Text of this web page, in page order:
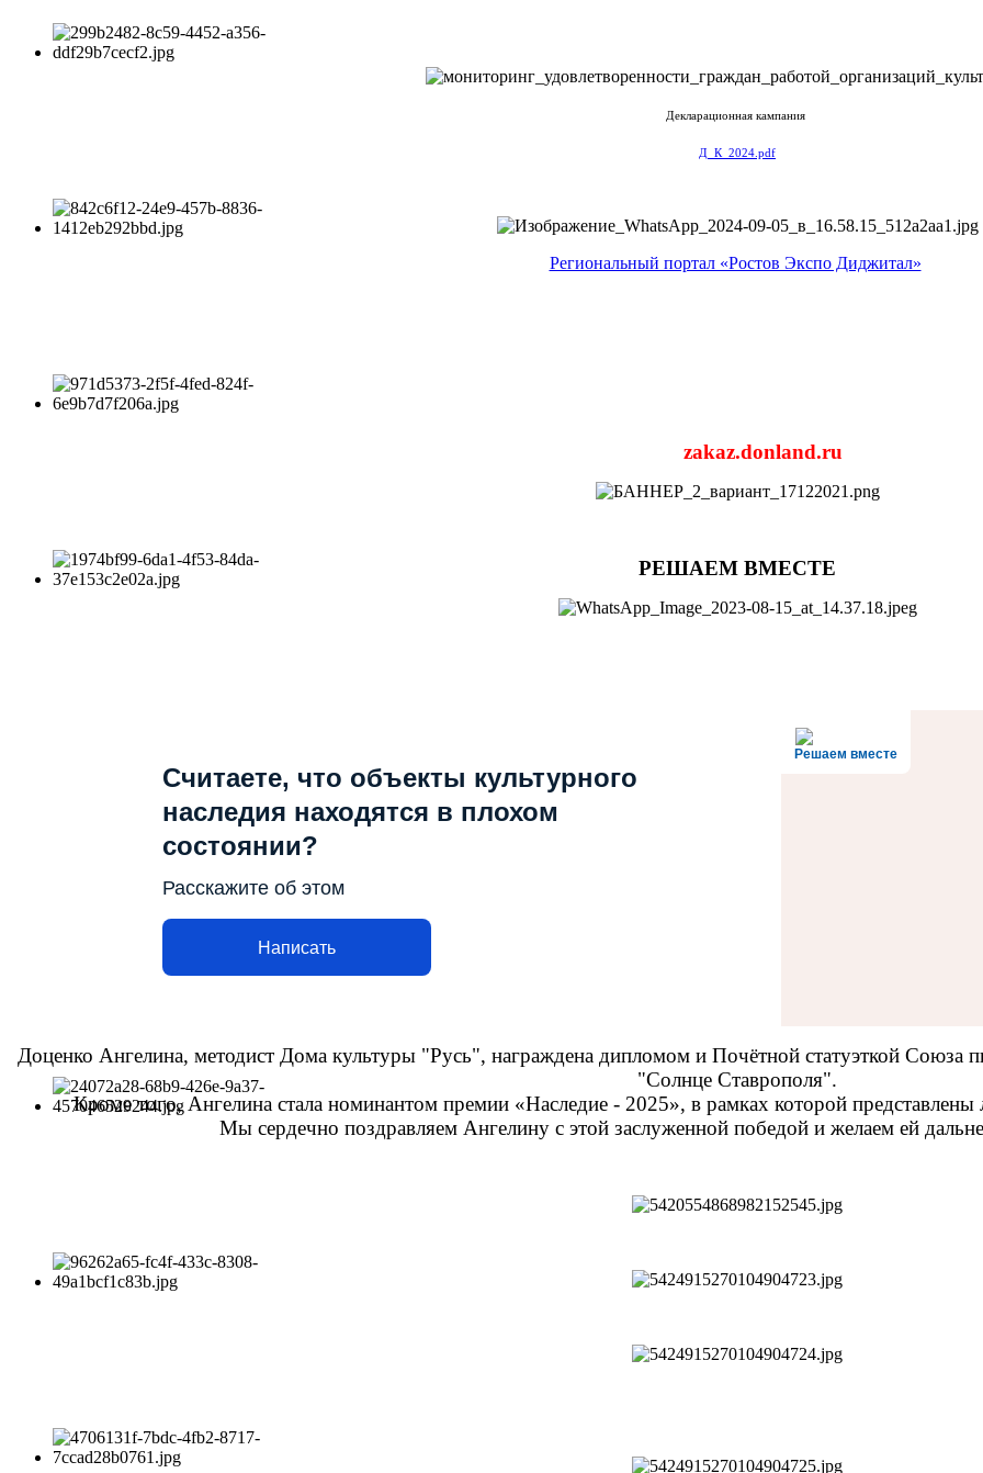
Декларационная кампания
Д_К_2024.pdf
Региональный портал «Ростов Экспо Диджитал»
zakaz.donland.ru
РЕШАЕМ ВМЕСТЕ
Решаем вместе
Считаете, что объекты культурного
наследия находятся в плохом
состоянии?
Расскажите об этом
Написать
Доценко Ангелина, методист Дома культуры "Русь", награждена дипломом и Почётной статуэткой Союза
"Солнце Ставрополя".
Кроме того, Ангелина стала номинантом премии «Наследие - 2025», в рамках которой
Мы сердечно поздравляем Ангелину с этой заслуженной победой и желаем ей